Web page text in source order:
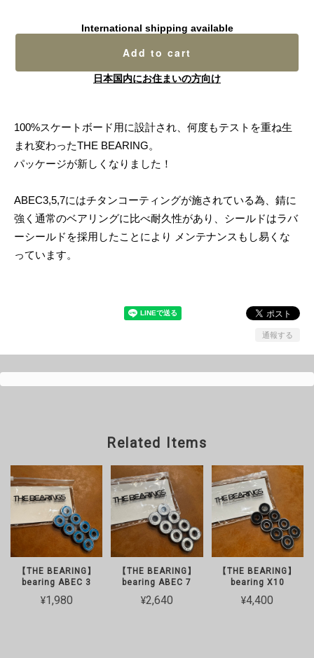
International shipping available
Add to cart
日本国内にお住まいの方向け
100%スケートボード用に設計され、何度もテストを重ね生
まれ変わったTHE BEARING。
パッケージが新しくなりました！
ABEC3,5,7にはチタンコーティングが施されている為、錆に
強く通常のベアリングに比べ耐久性があり、シールドはラバ
ーシールドを採用したことにより メンテナンスもし易くな
っています。
通報する
Related Items
【THE BEARING】
bearing ABEC 3
¥1,980
【THE BEARING】
bearing ABEC 7
¥2,640
【THE BEARING】
bearing X10
¥4,400